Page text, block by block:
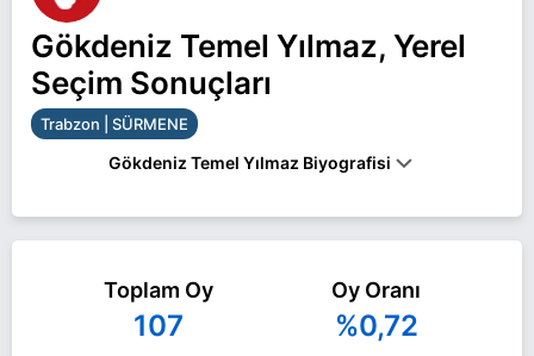
Gökdeniz Temel Yılmaz, Yerel
Seçim Sonuçları
Trabzon | SÜRMENE
Gökdeniz Temel Yılmaz Biyografisi
belediye başkan adayı olarak Zafer Partisi ile 31
Mart 2024 yerel seçimlerinde yarışıyor. Gökdeniz
Temel Yılmaz ile ilgili daha fazla bilgi için
sayfamızı
Toplam Oy
107
Oy Oranı
%0,72